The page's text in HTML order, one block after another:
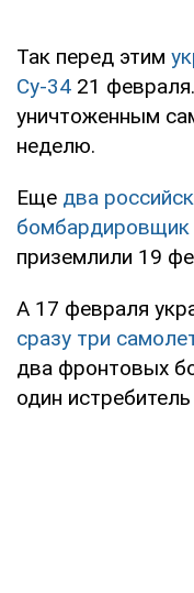
Так перед этим
Су-34 21
уничтоженным
неделю.
Еще два
бомбардировщик
приземлили 19
А 17 февраля
сразу три
два фронтовых
один